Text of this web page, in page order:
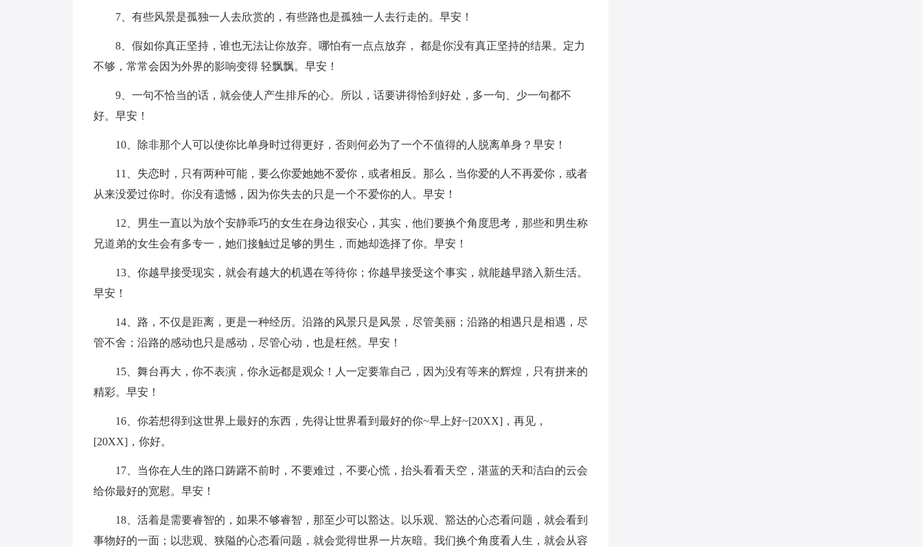
7、有些风景是孤独一人去欣赏的，有些路也是孤独一人去行走的。早安！
8、假如你真正坚持，谁也无法让你放弃。哪怕有一点点放弃， 都是你没有真正坚持的结果。定力
不够，常常会因为外界的影响变得 轻飘飘。早安！
9、一句不恰当的话，就会使人产生排斥的心。所以，话要讲得恰到好处，多一句、少一句都不
好。早安！
10、除非那个人可以使你比单身时过得更好，否则何必为了一个不值得的人脱离单身？早安！
11、失恋时，只有两种可能，要么你爱她她不爱你，或者相反。那么，当你爱的人不再爱你，或者
从来没爱过你时。你没有遗憾，因为你失去的只是一个不爱你的人。早安！
12、男生一直以为放个安静乖巧的女生在身边很安心，其实，他们要换个角度思考，那些和男生称
兄道弟的女生会有多专一，她们接触过足够的男生，而她却选择了你。早安！
13、你越早接受现实，就会有越大的机遇在等待你；你越早接受这个事实，就能越早踏入新生活。
早安！
14、路，不仅是距离，更是一种经历。沿路的风景只是风景，尽管美丽；沿路的相遇只是相遇，尽
管不舍；沿路的感动也只是感动，尽管心动，也是枉然。早安！
15、舞台再大，你不表演，你永远都是观众！人一定要靠自己，因为没有等来的辉煌，只有拼来的
精彩。早安！
16、你若想得到这世界上最好的东西，先得让世界看到最好的你~早上好~[20XX]，再见，
[20XX]，你好。
17、当你在人生的路口踌躇不前时，不要难过，不要心慌，抬头看看天空，湛蓝的天和洁白的云会
给你最好的宽慰。早安！
18、活着是需要睿智的，如果不够睿智，那至少可以豁达。以乐观、豁达的心态看问题，就会看到
事物好的一面；以悲观、狭隘的心态看问题，就会觉得世界一片灰暗。我们换个角度看人生，就会从容